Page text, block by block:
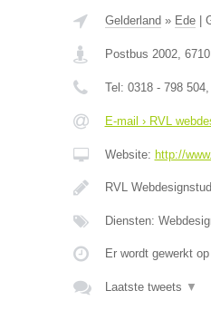
Gelderland » Ede|
Postbus 2002,
Tel: 0318 - 798 504,
E-mail › RVL
Website: http://
RVL
Diensten:
Er wordt gewerkt
Laatste tweets ▼